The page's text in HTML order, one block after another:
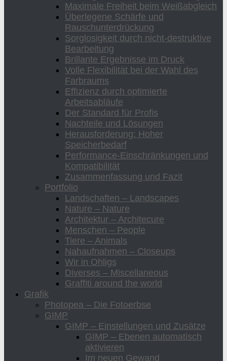
Maximale Freiheit beim Weißabgleich
Überlegene Schärfe und
Rauschunterdrückung
Sorglosigkeit durch nicht-destruktive
Bearbeitung
Brillante Ergebnisse im Druck
Volle Flexibilität bei der Wahl des
Farbraums
Effizienz durch optimierte
Arbeitsabläufe
Der Standard für Profis
Nachteile und Lösungen
Herausforderung: Hoher
Speicherbedarf
Performance-Einschränkungen und
Kompatibilität
Zusammenfassung und Fazit
Portfolio
Landschaften – Landscapes
Nature – Nature
Architektur – Architecure
Menschen – People
Tiere – Animals
Nahaufnahmen – Closeups
Wir in Ohligs
Diverses – Miscellaneous
Graffiti around the world
Grafik
Photopea – Die Fotoerbse
GIMP
GIMP – Einstellungen und Zusätze
GIMP – Ebenen automatisch
aktivieren
Im neuen Gewand